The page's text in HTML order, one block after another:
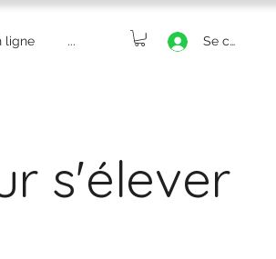
ligne ... Se connecter
s'élever